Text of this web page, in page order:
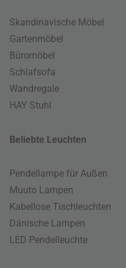
Skandinavische Möbel
Gartenmöbel
Büromöbel
Schlafsofa
Wandregale
HAY Stuhl
Beliebte Leuchten
Pendellampe für Außen
Muuto Lampen
Kabellose Tischleuchten
Dänische Lampen
LED Pendelleuchte